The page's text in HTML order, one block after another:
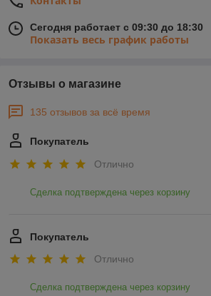
Сегодня работает с 09:30 до 18:30
Показать весь график работы
Отзывы о магазине
135 отзывов за всё время
Покупатель
Отлично
Сделка подтверждена через корзину
Покупатель
Отлично
Сделка подтверждена через корзину